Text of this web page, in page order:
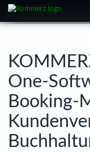
One-
Booking-
cookie